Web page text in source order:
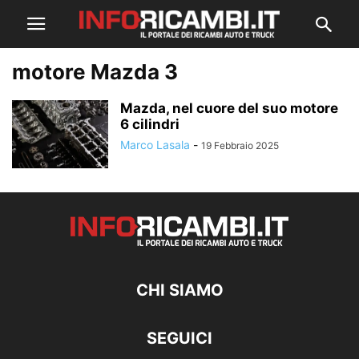
motore Mazda 3
Mazda, nel cuore del suo motore
6 cilindri
Marco Lasala - 19 Febbraio 2025
CHI SIAMO
SEGUICI